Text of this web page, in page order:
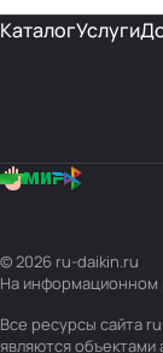
КаталогУслуги
© 2026 ru-daikin.ru
На информационном
Все ресурсы сайта
являются